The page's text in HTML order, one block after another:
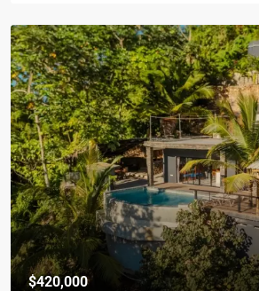
$420,000